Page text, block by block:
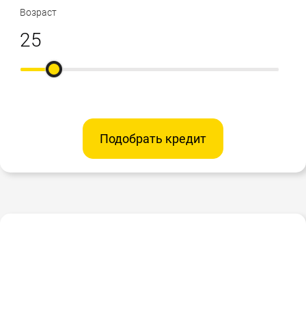
Возраст
Подобрать кредит